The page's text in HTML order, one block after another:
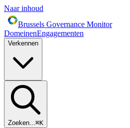
Naar inhoud
Brussels Governance Monitor
DomeinenEngagementen
Verkennen
Zoeken...⌘K